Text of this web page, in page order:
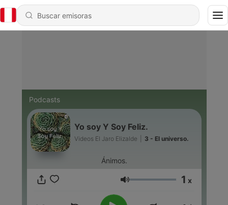
Podcasts
Yo soy Y Soy Feliz.
Videos El Jaro Elizalde 3 - El universo.
Ánimos.
Volumen 1 x